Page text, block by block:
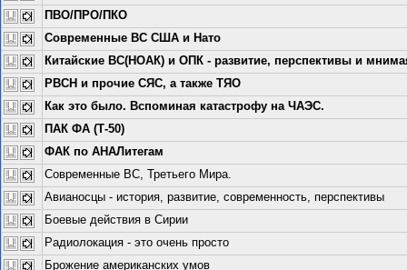
ПВО/ПРО/ПКО
Современные ВС США и Нато
Китайские ВС(НОАК) и ОПК - развитие, перспективы и
РВСН и прочие СЯС, а также ТЯО
Как это было. Вспоминая катастрофу на ЧАЭС.
ПАК ФА (Т-50)
ФАК по АНАЛитегам
Современные ВС, Третьего Мира.
Авианосцы - история, развитие, современность, перспективы
Боевые действия в Сирии
Радиолокация - это очень просто
Брожение американских умов